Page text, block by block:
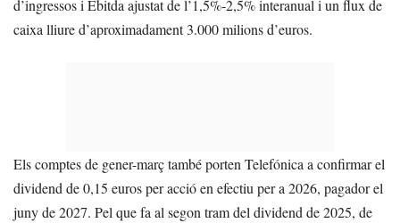
d’ingressos i Ebitda ajustat de l’1,5%-2,5% interanual i un flux de
caixa lliure d’aproximadament 3.000 milions d’euros.
Els comptes de gener-març també porten Telefónica a confirmar el
dividend de 0,15 euros per acció en efectiu per a 2026, pagador el
juny de 2027. Pel que fa al segon tram del dividend de 2025, de